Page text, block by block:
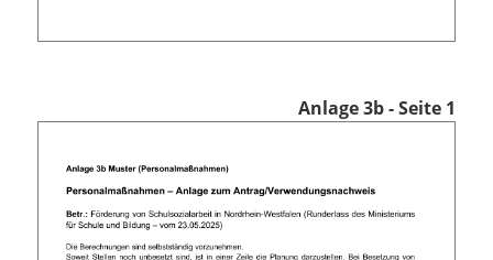
Anlage 3b - Seite 1